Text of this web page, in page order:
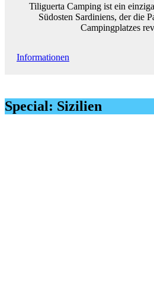
Tiliguerta Camping ist ein
Südosten Sardiniens, der die
Campingplatzes
Informationen
Special: Sizilien